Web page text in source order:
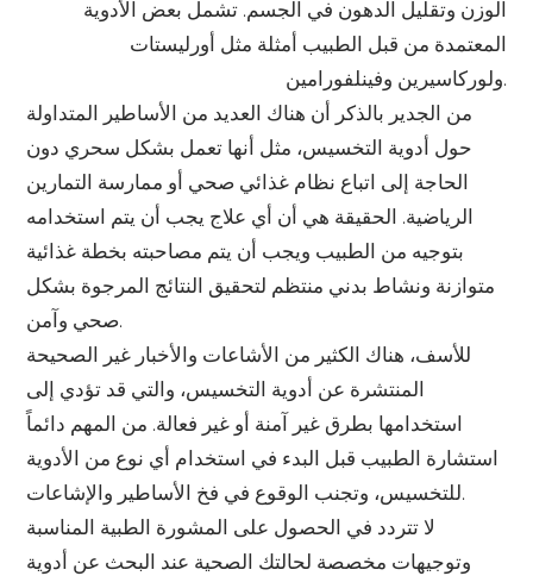
الوزن وتقليل الدهون في الجسم. تشمل بعض الأدوية
المعتمدة من قبل الطبيب أمثلة مثل أورليستات
ولوركاسيرين وفينلفورامين.
من الجدير بالذكر أن هناك العديد من الأساطير المتداولة
حول أدوية التخسيس، مثل أنها تعمل بشكل سحري دون
الحاجة إلى اتباع نظام غذائي صحي أو ممارسة التمارين
الرياضية. الحقيقة هي أن أي علاج يجب أن يتم استخدامه
بتوجيه من الطبيب ويجب أن يتم مصاحبته بخطة غذائية
متوازنة ونشاط بدني منتظم لتحقيق النتائج المرجوة بشكل
صحي وآمن.
للأسف، هناك الكثير من الأشاعات والأخبار غير الصحيحة
المنتشرة عن أدوية التخسيس، والتي قد تؤدي إلى
استخدامها بطرق غير آمنة أو غير فعالة. من المهم دائماً
استشارة الطبيب قبل البدء في استخدام أي نوع من الأدوية
للتخسيس، وتجنب الوقوع في فخ الأساطير والإشاعات.
لا تتردد في الحصول على المشورة الطبية المناسبة
وتوجيهات مخصصة لحالتك الصحية عند البحث عن أدوية